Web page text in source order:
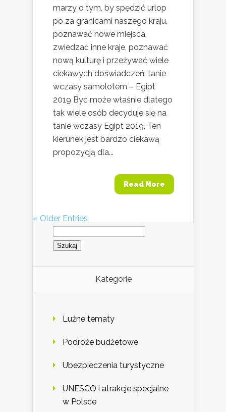
marzy o tym, by spędzić urlop
po za granicami naszego kraju,
poznawać nowe miejsca,
zwiedzać inne kraje, poznawać
nową kulturę i przeżywać wiele
ciekawych doświadczeń. tanie
wczasy samolotem – Egipt
2019 Być może właśnie dlatego
tak wiele osób decyduje się na
tanie wczasy Egipt 2019. Ten
kierunek jest bardzo ciekawą
propozycją dla...
Read More
« Older Entries
Szukaj:
Kategorie
Luźne tematy
Podróże budżetowe
Ubezpieczenia turystyczne
UNESCO i atrakcje specjalne
w Polsce